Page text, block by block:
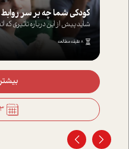
کودکی شما چه بر سر روابط
شاید پیش از این درباره تاثیری که
8 دقیقه مطالعه
3 روز قبل